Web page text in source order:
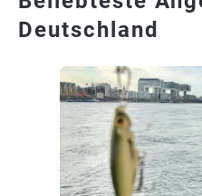
Deutschland